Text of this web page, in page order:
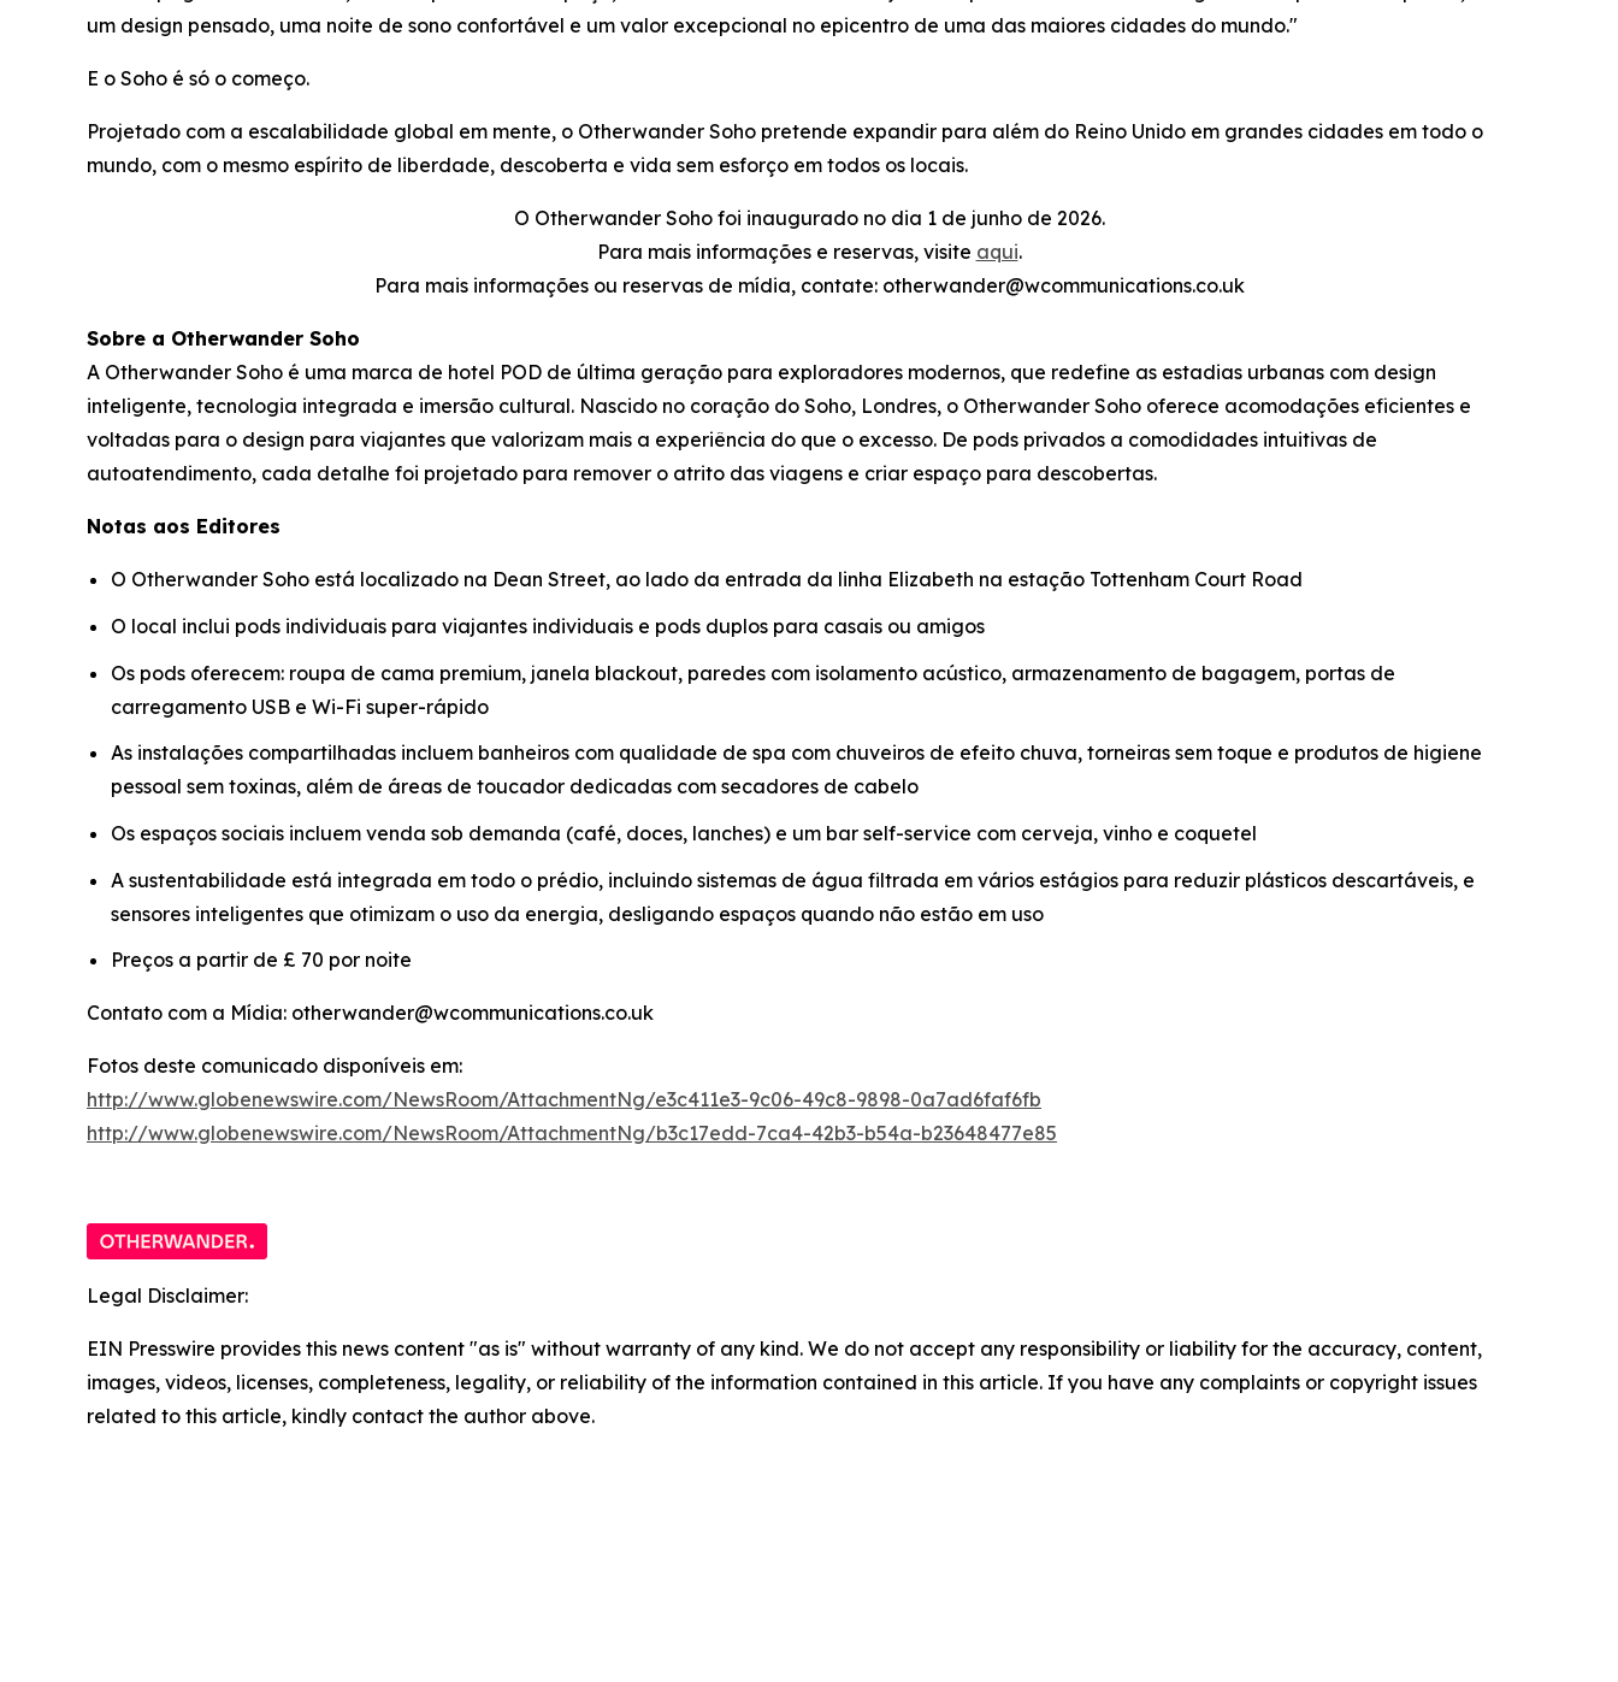
um design pensado, uma noite de sono confortável e um valor excepcional no epicentro de uma das maiores cidades do mundo."
E o Soho é só o começo.
Projetado com a escalabilidade global em mente, o Otherwander Soho pretende expandir para além do Reino Unido em grandes cidades em todo o
mundo, com o mesmo espírito de liberdade, descoberta e vida sem esforço em todos os locais.
O Otherwander Soho foi inaugurado no dia 1 de junho de 2026.
Para mais informações e reservas, visite aqui.
Para mais informações ou reservas de mídia, contate: otherwander@wcommunications.co.uk
Sobre a Otherwander Soho
A Otherwander Soho é uma marca de hotel POD de última geração para exploradores modernos, que redefine as estadias urbanas com design
inteligente, tecnologia integrada e imersão cultural. Nascido no coração do Soho, Londres, o Otherwander Soho oferece acomodações eficientes e
voltadas para o design para viajantes que valorizam mais a experiência do que o excesso. De pods privados a comodidades intuitivas de
autoatendimento, cada detalhe foi projetado para remover o atrito das viagens e criar espaço para descobertas.
Notas aos Editores
O Otherwander Soho está localizado na Dean Street, ao lado da entrada da linha Elizabeth na estação Tottenham Court Road
O local inclui pods individuais para viajantes individuais e pods duplos para casais ou amigos
Os pods oferecem: roupa de cama premium, janela blackout, paredes com isolamento acústico, armazenamento de bagagem, portas de
carregamento USB e Wi-Fi super-rápido
As instalações compartilhadas incluem banheiros com qualidade de spa com chuveiros de efeito chuva, torneiras sem toque e produtos de higiene
pessoal sem toxinas, além de áreas de toucador dedicadas com secadores de cabelo
Os espaços sociais incluem venda sob demanda (café, doces, lanches) e um bar self-service com cerveja, vinho e coquetel
A sustentabilidade está integrada em todo o prédio, incluindo sistemas de água filtrada em vários estágios para reduzir plásticos descartáveis, e
sensores inteligentes que otimizam o uso da energia, desligando espaços quando não estão em uso
Preços a partir de £ 70 por noite
Contato com a Mídia: otherwander@wcommunications.co.uk
Fotos deste comunicado disponíveis em:
http://www.globenewswire.com/NewsRoom/AttachmentNg/e3c411e3-9c06-49c8-9898-0a7ad6faf6fb
http://www.globenewswire.com/NewsRoom/AttachmentNg/b3c17edd-7ca4-42b3-b54a-b23648477e85
Legal Disclaimer:
EIN Presswire provides this news content "as is" without warranty of any kind. We do not accept any responsibility or liability for the accuracy, content,
images, videos, licenses, completeness, legality, or reliability of the information contained in this article. If you have any complaints or copyright issues
related to this article, kindly contact the author above.